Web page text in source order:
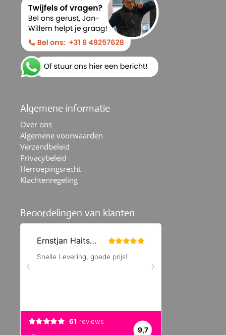
Algemene informatie
Over ons
Algemene voorwaarden
Verzendbeleid
Privacybeleid
Herroepingsrecht
Klachtenregeling
Beoordelingen van klanten